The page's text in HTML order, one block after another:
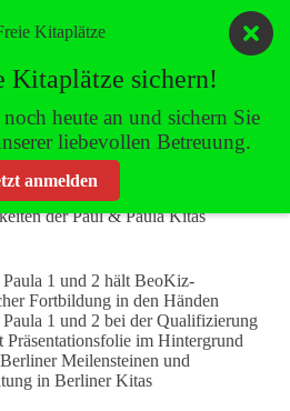
kindgerechte Beobachtung – das
der Paul & Paula Kitas
Kitaplätze sichern!
heute an und sichern Sie
liebevollen Betreuung.
anmelden